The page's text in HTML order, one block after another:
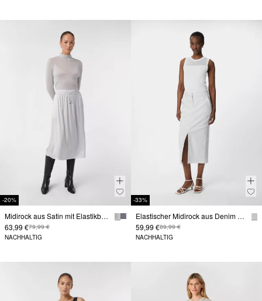
-20%
Midirock aus Satin mit Elastikbund und Bindeband
63,99 €79,99 €
NACHHALTIG
-33%
Elastischer Midirock aus Denim mit Frontschlitz
59,99 €89,99 €
NACHHALTIG